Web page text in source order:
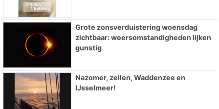
Grote zonsverduistering woensdag
zichtbaar: weersomstandigheden lijken
gunstig
Nazomer, zeilen, Waddenzee en
IJsselmeer!